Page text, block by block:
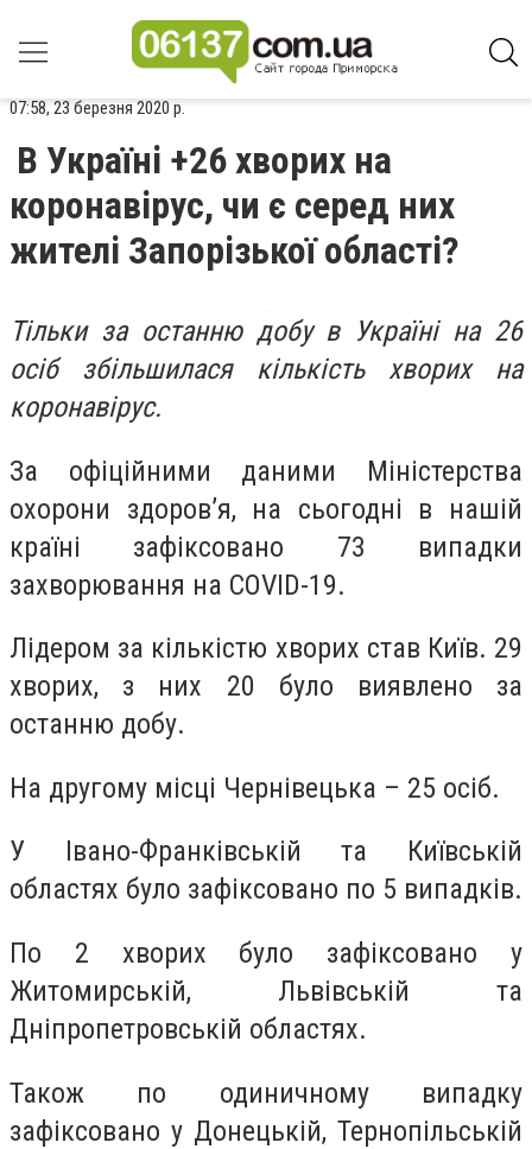
07:58, 23 березня 2020 р.
В Україні +26 хворих на
коронавірус, чи є серед них
жителі Запорізької області?
Тільки за останню добу в Україні на 26
осіб збільшилася кількість хворих на
коронавірус.
За офіційними даними Міністерства
охорони здоров’я, на сьогодні в нашій
країні зафіксовано 73 випадки
захворювання на COVID-19.
Лідером за кількістю хворих став Київ. 29
хворих, з них 20 було виявлено за
останню добу.
На другому місці Чернівецька – 25 осіб.
У Івано-Франківській та Київській
областях було зафіксовано по 5 випадків.
По 2 хворих було зафіксовано у
Житомирській, Львівській та
Дніпропетровській областях.
Також по одиничному випадку
зафіксовано у Донецькій, Тернопільській